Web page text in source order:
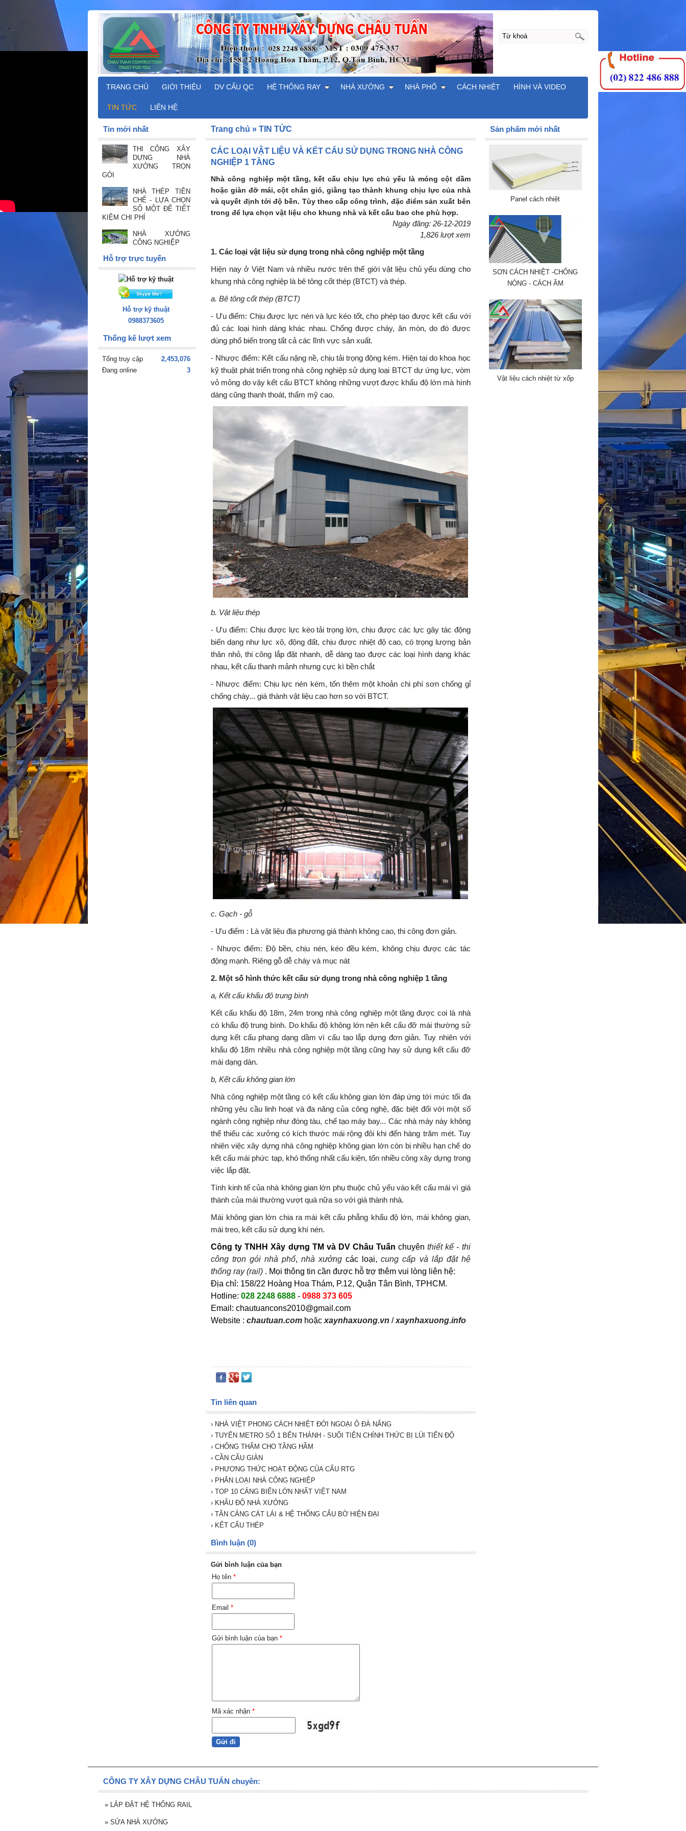
CÁC LOẠI VẬT LIỆU VÀ KẾT CẤU SỬ DỤNG TRONG NHÀ CÔNG
NGHIỆP 1 TẦNG
Nhà công nghiệp một tầng, kết cấu chịu lực chủ yếu là móng cột dầm
hoặc giàn đỡ mái, cột chắn gió, giằng tạo thành khung chịu lực của nhà
và quyết định tới độ bền. Tùy theo cấp công trình, đặc điểm sản xuất bên
trong để lựa chọn vật liệu cho khung nhà và kết cấu bao che phù hợp.
Ngày đăng: 26-12-2019
1,826 lượt xem
1. Các loại vật liệu sử dụng trong nhà công nghiệp một tầng
Hiện nay ở Việt Nam và nhiều nước trên thế giới vật liệu chủ yếu dùng cho
khung nhà công nghiệp là bê tông cốt thép (BTCT) và thép.
a. Bê tông cốt thép (BTCT)
- Ưu điểm: Chịu được lực nén và lực kéo tốt, cho phép tạo được kết cấu với
đủ các loại hình dáng khác nhau. Chống được cháy, ăn mòn, do đó được
dùng phổ biến trong tất cả các lĩnh vực sản xuất.
- Nhược điểm: Kết cấu nặng nề, chịu tải trọng động kém. Hiện tại do khoa học
kỹ thuật phát triển trong nhà công nghiệp sử dụng loại BTCT dự ứng lực, vòm
vỏ mỏng do vậy kết cấu BTCT không những vượt được khẩu độ lớn mà hình
dáng cũng thanh thoát, thẩm mỹ cao.
b. Vật liệu thép
- Ưu điểm: Chịu được lực kéo tải trọng lớn, chịu được các lực gây tác động
biến dạng như lực xô, động đất, chịu được nhiệt độ cao, có trọng lượng bản
thân nhỏ, thi công lắp đặt nhanh, dễ dàng tạo được các loại hình dạng khác
nhau, kết cấu thanh mảnh nhưng cực kì bền chắt
- Nhược điểm: Chịu lực nén kém, tốn thêm một khoản chi phí sơn chống gỉ
chống cháy... giá thành vật liệu cao hơn so với BTCT.
c. Gạch - gỗ
- Ưu điểm : Là vật liệu địa phương giá thành không cao, thi công đơn giản.
- Nhược điểm: Độ bền, chịu nén, kéo đều kém, không chịu được các tác
động mạnh. Riêng gỗ dễ cháy và mục nát
2. Một số hình thức kết cấu sử dụng trong nhà công nghiệp 1 tầng
a, Kết cấu khẩu độ trung bình
Kết cấu khẩu độ 18m, 24m trong nhà công nghiệp một tầng được coi là nhà
có khẩu độ trung bình. Do khẩu độ không lớn nên kết cấu đỡ mái thường sử
dụng kết cấu phang dạng dầm vì cấu tạo lắp dựng đơn giản. Tuy nhiên với
khẩu độ 18m nhiều nhà công nghiệp một tầng cũng hay sử dụng kết cấu đỡ
mái dạng dàn.
b, Kết cấu không gian lớn
Nhà công nghiệp một tầng có kết cấu không gian lớn đáp ứng tới mức tối đa
những yêu cầu linh hoạt và đa năng của công nghệ, đặc biệt đối với một số
ngành công nghiệp như đóng tàu, chế tạo máy bay... Các nhà máy này không
thể thiếu các xưởng có kích thước mái rộng đôi khi đến hàng trăm mét. Tuy
nhiên việc xây dựng nhà công nghiệp không gian lớn còn bị nhiều hạn chế do
kết cấu mái phức tạp, khó thống nhất cấu kiện, tốn nhiều công xây dựng trong
việc lắp đặt.
Tính kinh tế của nhà không gian lớn phụ thuộc chủ yếu vào kết cấu mái vì giá
thành của mái thường vượt quá nữa so với giá thành nhà.
Mái không gian lớn chia ra mái kết cấu phẳng khẩu độ lớn, mái không gian,
mái treo, kết cấu sử dụng khí nén.
Công ty TNHH Xây dựng TM và DV ChâuTuấn chuyênthiết kế - thi
công trọn gói nhà phố,nhà xưởng các loại,cung cấp và lắp đặt hệ
thống ray (rail) . Mọi thông tin cần được hỗ trợ thêm vui lòng liên hệ:
Địa chỉ: 158/22 Hoàng Hoa Thám, P.12, Quận Tân Bình, TPHCM.
Hotline:028 2248 6888 - 0988 373 605
Email: chautuancons2010@gmail.com
Website :chautuan.com hoặcxaynhaxuong.vn /xaynhaxuong.info
Tin liên quan
› NHÀ VIỆT PHONG CÁCH NHIỆT ĐỚI NGOẠI Ô ĐÀ NẴNG
› TUYẾN METRO SỐ 1 BẾN THÀNH - SUỐI TIÊN CHÍNH THỨC BỊ LÙI TIẾN ĐỘ
› CHỐNG THẤM CHO TẦNG HẦM
› CẦN CẨU GIÀN
› PHƯƠNG THỨC HOẠT ĐỘNG CỦA CẨU RTG
› PHÂN LOẠI NHÀ CÔNG NGHIỆP
› TOP 10 CẢNG BIỂN LỚN NHẤT VIỆT NAM
› KHẨU ĐỘ NHÀ XƯỞNG
› TÂN CẢNG CÁT LÁI & HỆ THỐNG CẨU BỜ HIỆN ĐẠI
› KẾT CẤU THÉP
Bình luận (0)
Gửi bình luận của bạn
Họ tên*
Email*
Gửi bình luận của bạn*
Mã xác nhận*
Trang chủ »TIN TỨC Sản phẩm mới nhất
Panel cách nhiệt
SƠN CÁCH NHIỆT -CHỐNG
NÓNG - CÁCH ÂM
Vật liệu cách nhiệt từ xốp
Tin mới nhất
THI CÔNG XÂY
DỰNG NHÀ
XƯỞNG TRỌN
GÓI
NHÀ THÉP TIỀN
CHẾ - LỰA CHỌN
SỐ MỘT ĐỂ TIẾT
KIỆM CHI PHÍ
NHÀ XƯỞNG
CÔNG NGHIỆP
Hỗ trợ trực tuyến
Hỗ trợ kỹ thuật
0988373605
Thống kê lượt xem
Tổng truy cập
2,453,076
Đang online
3
TRANG CHỦ GIỚI THIỆU DV CẨU QC HỆ THỐNG RAY NHÀ XƯỞNG NHÀ PHỐ CÁCH NHIỆT HÌNH VÀ VIDEO
TIN TỨC LIÊN HỆ
CÔNG TY XÂY DỰNG CHÂU TUẤN chuyên:
» LẮP ĐẶT HỆ THỐNG RAIL
» SỬA NHÀ XƯỞNG